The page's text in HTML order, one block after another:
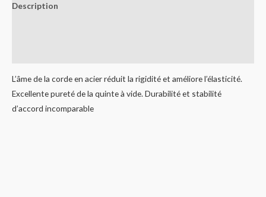
Description
L’âme de la corde en acier réduit la rigidité et améliore l’élasticité.
Excellente pureté de la quinte à vide. Durabilité et stabilité
d’accord incomparable